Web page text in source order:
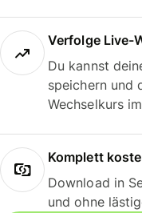
Verfolge Live-
Du kannst
speichern und
Wechselkurs
Komplett
Download in
und ohne